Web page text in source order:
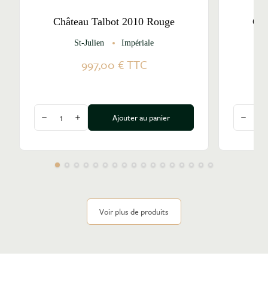
Château Talbot 2010 Rouge
St-Julien Impériale
997,00 €TTC
Diminuer la quantité
Augmenter la quantité
Ajouter au panier
Voir plus de produits